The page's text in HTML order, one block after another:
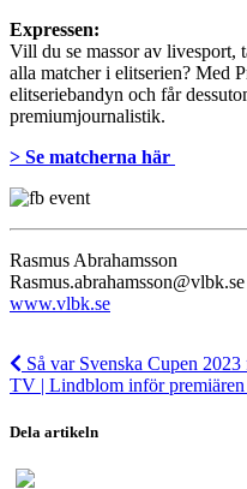
Expressen:
Vill du se massor av livesport,
alla matcher i elitserien? Med
elitseriebandyn och får
premiumjournalistik.
> Se matcherna här
Rasmus Abrahamsson
Rasmus.abrahamsson@vlbk.se
www.vlbk.se
Så var Svenska Cupen
TV | Lindblom inför premiären
Dela artikeln